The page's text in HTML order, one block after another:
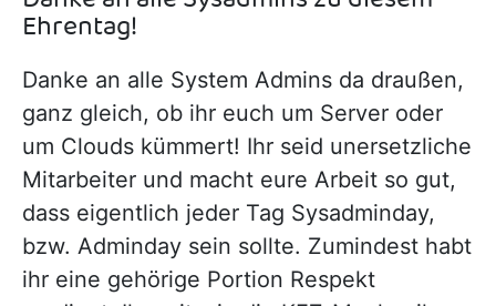
Ehrentag!
Danke an alle System Admins da draußen,
ganz gleich, ob ihr euch um Server oder
um Clouds kümmert! Ihr seid unersetzliche
Mitarbeiter und macht eure Arbeit so gut,
dass eigentlich jeder Tag Sysadminday,
bzw. Adminday sein sollte. Zumindest habt
ihr eine gehörige Portion Respekt